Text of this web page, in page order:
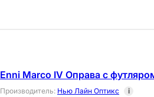
Enni Marco IV Оправа с
Производитель: Нью Лайн Оптикс i